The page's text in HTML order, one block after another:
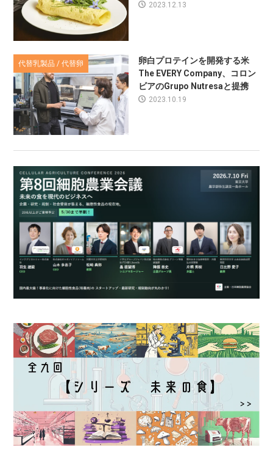
2023.12.13
代替乳製品 / 代替卵
卵白プロテインを開発する米
The EVERY Company、コロン
ビアのGrupo Nutresaと提携
2023.10.19